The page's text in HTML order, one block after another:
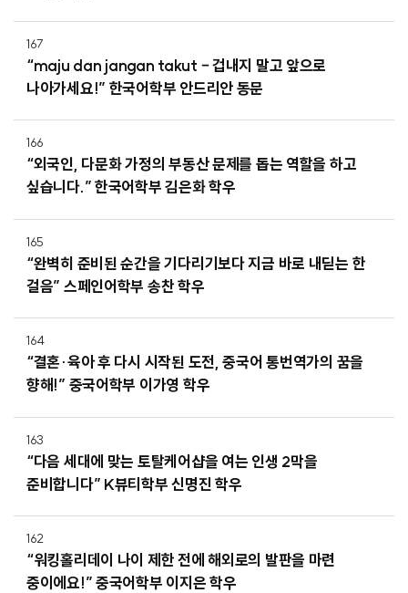
167
“maju dan jangan takut – 겁내지 말고 앞으로
나아가세요!” 한국어학부 안드리안 동문
166
“외국인, 다문화 가정의 부동산 문제를 돕는 역할을 하고
싶습니다.” 한국어학부 김은화 학우
165
“완벽히 준비된 순간을 기다리기보다 지금 바로 내딛는 한
걸음” 스페인어학부 송찬 학우
164
“결혼·육아 후 다시 시작된 도전, 중국어 통번역가의 꿈을
향해!” 중국어학부 이가영 학우
163
“다음 세대에 맞는 토탈케어샵을 여는 인생 2막을
준비합니다” K뷰티학부 신명진 학우
162
“워킹홀리데이 나이 제한 전에 해외로의 발판을 마련
중이에요!” 중국어학부 이지은 학우